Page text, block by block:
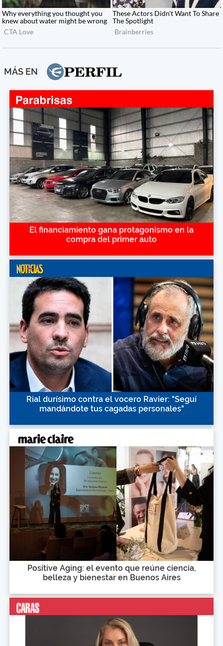
MÁS EN
El financiamiento gana protagonismo en la
compra del primer auto
Rial durísimo contra el vocero Ravier: "Seguí
mandándote tus cagadas personales"
Positive Aging: el evento que reúne ciencia,
belleza y bienestar en Buenos Aires